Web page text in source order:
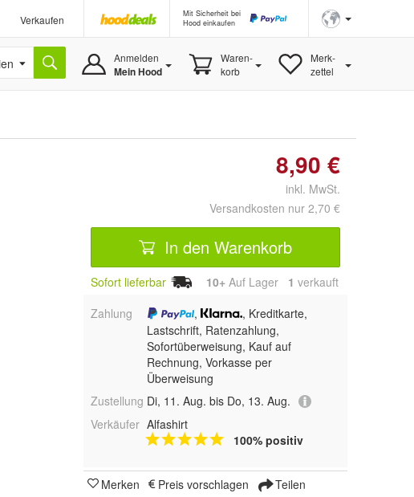
Verkaufen
Mit Sicherheit bei
Hood einkaufen
Anmelden
Mein Hood
Waren-
korb
Merk-
zettel
8,90 €
inkl. MwSt.
Versandkosten nur 2,70 €
In den Warenkorb
Sofort lieferbar 10+ Auf Lager 1 verkauft
Zahlung
,
, Kreditkarte,
Lastschrift, Ratenzahlung,
Sofortüberweisung, Kauf auf
Rechnung, Vorkasse per
Überweisung
Zustellung Di, 11. Aug. bis Do, 13. Aug.
Verkäufer Alfashirt
100% positiv
Merken Preis vorschlagen Teilen